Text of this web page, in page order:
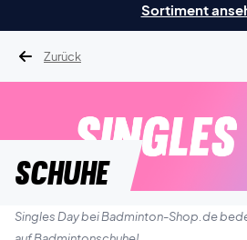
Sortiment
Zurück
Schuhe
Singles Day bei Badminton-Shop.de